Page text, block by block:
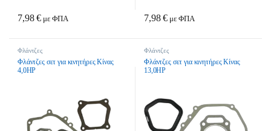
7,98€ με ΦΠΑ 7,98€ με ΦΠΑ
Φλάντζες
Φλάντζες σετ για κινητήρες Κίνας
4,0HP
Φλάντζες
Φλάντζες σετ για κινητήρες Κίνας
13,0HP